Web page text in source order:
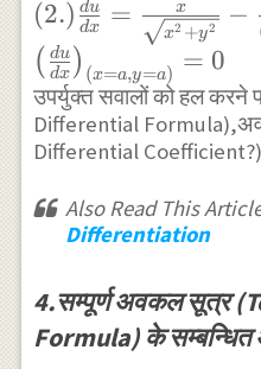
\Rightarrow
\frac{d u}{d t}
=3\left(1-
t^{2}\right)^{-
\frac{1}{2}}
r}{\partial
\\
(2.) dx
du =
x2 +y2
x −
( dx
du ) (x=a,y=a) = 0
उपर्युक्त सवालों को हल
Differential
Differential
Also Read This
Differentiation
4.सम्पूर्ण अवकल सूत्र‌
Formula) के‌ सम्बन्धित